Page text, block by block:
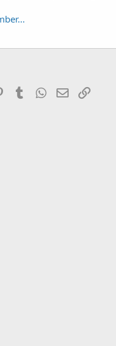
PinterestTumblrWhatsApp
Email